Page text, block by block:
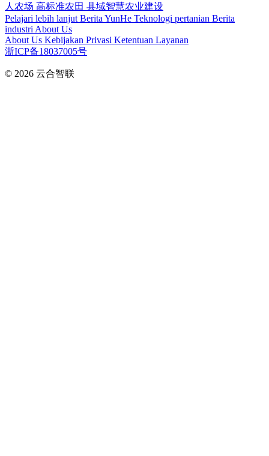
人农场 高标准农田 县域智慧农业建设
Pelajari lebih lanjut Berita YunHe Teknologi pertanian Berita
industri About Us
About Us Kebijakan Privasi Ketentuan Layanan
浙ICP备18037005号
© 2026 云合智联